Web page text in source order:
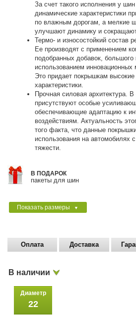
За счет такого исполнения у
динамические характеристики
по влажным дорогам, а мелкие
улучшают динамику и
Термо- и износостойкий состав
Ее производят с применением
подобранных добавок, большого
использованием
Это придает покрышкам
характеристики.
Прочная силовая архитектура. В
присутствуют особые
обеспечивающие адаптацию к
воздействиям. Актуальность
того факта, что данные
использования на автомобилях
тяжести.
В ПОДАРОК
пакеты для шин
Показать размеры ▼
Оплата Доставка
В наличии
Диаметр
22